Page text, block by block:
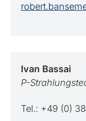
Ivan Bassai
P-
Tel.: +49 (0)